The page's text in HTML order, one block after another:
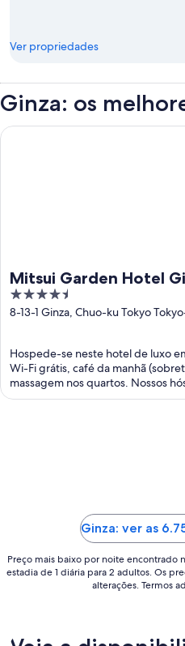
Ver propriedades
Ginza: os
Mitsui Garden Hotel
4.5
out
5
8-13-1 Ginza, Chuo-ku Tokyo
Hospede-se neste hotel de luxo
Wi-Fi grátis, café da manhã
massagem nos quartos. Nossos
funcionários ...
Mitsui Garden Hotel Ginza
Ginza: ver as
Preço mais baixo por noite encontrado
estadia de 1 diária para 2 adultos. Os
alterações. Termos